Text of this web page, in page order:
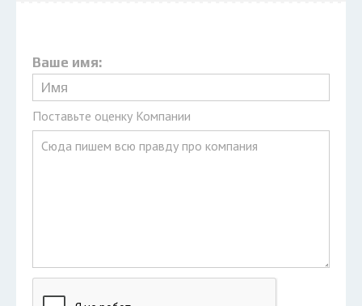
Ваше имя:
Поставьте оценку Компании